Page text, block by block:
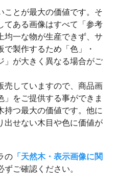
ことが最大の価値です。そ
てある画像はすべて「参考
均一な物が生産できず、サ
製作するため「色」・
」が大きく異なる場合がご
売していますので、商品画
をご提供する事ができま
持つ最大の価値です。他に
出せない木目や色に価値が
の 「天然木・表示画像に関
ずご確認ください。